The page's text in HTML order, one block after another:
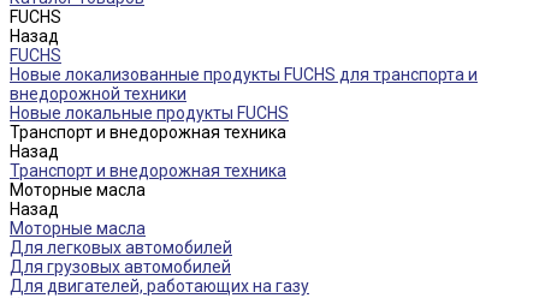
FUCHS
Назад
FUCHS
Новые локализованные продукты FUCHS для транспорта и
внедорожной техники
Новые локальные продукты FUCHS
Транспорт и внедорожная техника
Назад
Транспорт и внедорожная техника
Моторные масла
Назад
Моторные масла
Для легковых автомобилей
Для грузовых автомобилей
Для двигателей, работающих на газу